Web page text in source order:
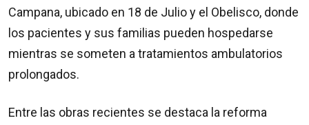
Campana, ubicado en 18 de Julio y el Obelisco, donde
los pacientes y sus familias pueden hospedarse
mientras se someten a tratamientos ambulatorios
prolongados.
Entre las obras recientes se destaca la reforma